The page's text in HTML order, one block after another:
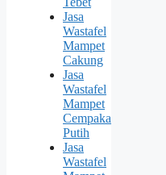
Jasa
Wastafel
Mampet
Cakung
Jasa
Wastafel
Mampet
Cempaka
Putih
Jasa
Wastafel